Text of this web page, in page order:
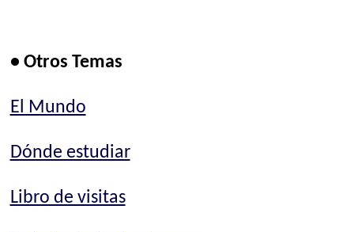
• Otros Temas
El Mundo
Dónde estudiar
Libro de visitas